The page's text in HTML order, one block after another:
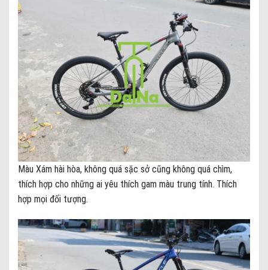
Màu Xám hài hòa, không quá sặc sở cũng không quá chìm,
thích hợp cho những ai yêu thích gam màu trung tính. Thích
hợp mọi đối tượng.